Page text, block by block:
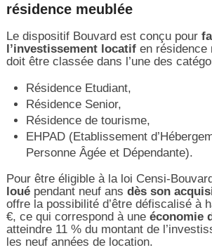
résidence meublée
Le dispositif Bouvard est conçu pour
l’investissement locatifen résidence
doit être classée dans l’une des
Résidence Etudiant,
Résidence Senior,
Résidence de tourisme,
EHPAD (Etablissement
Personne Âgée et Dépendante).
Pour être éligible à la loi Censi-
louépendant neuf ans dès son
offre la possibilité d’être défiscalisé à
€, ce qui correspond à une économie
atteindre 11 % du montant de
les neuf années de location.